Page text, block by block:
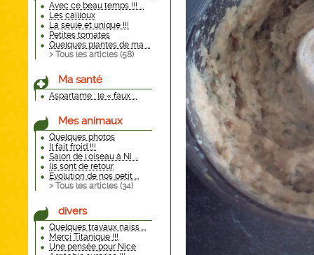
Avec ce beau temps !!! ...
Les cailloux
La seule et unique !!!
Petites tomates
Quelques plantes de ma ...
> Tous les articles (58)
Ma santé
Aspartame : le « faux ...
Mes animaux
Quelques photos
Il fait froid !!!
Salon de l'oiseau à Ni ...
Ils sont de retour
Evolution de nos petit ...
> Tous les articles (34)
divers
Quelques travaux naiss ...
Merci Titanique !!!
Une pensée pour Nice